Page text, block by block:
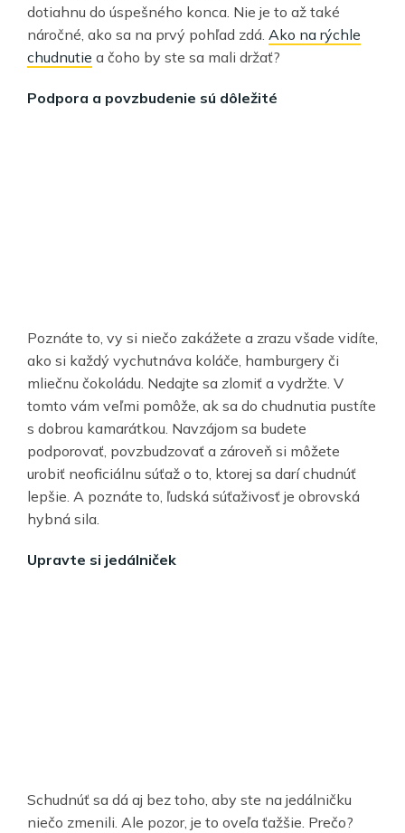
dotiahnu do úspešného konca. Nie je to až také
náročné, ako sa na prvý pohľad zdá. Ako na rýchle
chudnutie a čoho by ste sa mali držať?
Podpora a povzbudenie sú dôležité
Poznáte to, vy si niečo zakážete a zrazu všade vidíte,
ako si každý vychutnáva koláče, hamburgery či
mliečnu čokoládu. Nedajte sa zlomiť a vydržte. V
tomto vám veľmi pomôže, ak sa do chudnutia pustíte
s dobrou kamarátkou. Navzájom sa budete
podporovať, povzbudzovať a zároveň si môžete
urobiť neoficiálnu súťaž o to, ktorej sa darí chudnúť
lepšie. A poznáte to, ľudská súťaživosť je obrovská
hybná sila.
Upravte si jedálniček
Schudnúť sa dá aj bez toho, aby ste na jedálničku
niečo zmenili. Ale pozor, je to oveľa ťažšie. Prečo?